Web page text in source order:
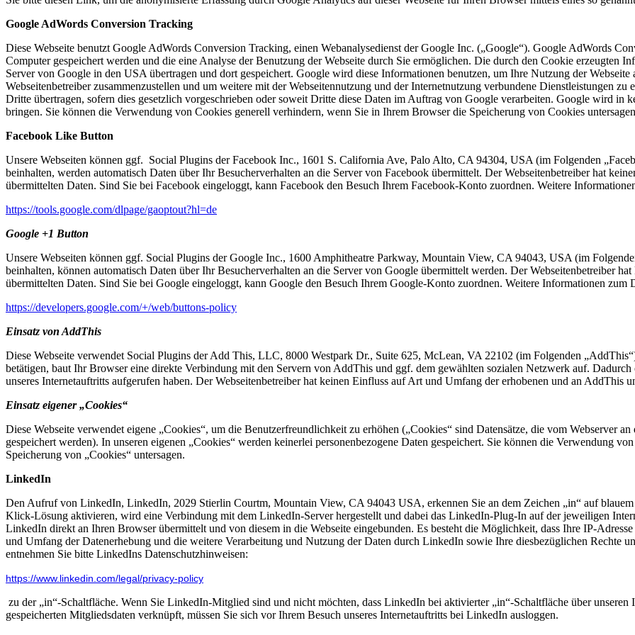
Google AdWords Conversion Tracking
Diese Webseite benutzt Google AdWords Conversion Tracking, einen Webanalysedienst der Google Inc. („Google“). Google AdWords
Computer gespeichert werden und die eine Analyse der Benutzung der Webseite durch Sie ermöglichen. Die durch den Cookie erzeugten
Server von Google in den USA übertragen und dort gespeichert. Google wird diese Informationen benutzen, um Ihre Nutzung der
Webseitenbetreiber zusammenzustellen und um weitere mit der Webseitennutzung und der Internetnutzung verbundene Dienstleistungen
Dritte übertragen, sofern dies gesetzlich vorgeschrieben oder soweit Dritte diese Daten im Auftrag von Google verarbeiten. Google wird in
bringen. Sie können die Verwendung von Cookies generell verhindern, wenn Sie in Ihrem Browser die Speicherung von Cookies
Facebook Like Button
Unsere Webseiten können ggf. Social Plugins der Facebook Inc., 1601 S. California Ave, Palo Alto, CA 94304, USA (im Folgenden
beinhalten, werden automatisch Daten über Ihr Besucherverhalten an die Server von Facebook übermittelt. Der Webseitenbetreiber hat
übermittelten Daten. Sind Sie bei Facebook eingeloggt, kann Facebook den Besuch Ihrem Facebook-Konto zuordnen. Weitere
https://tools.google.com/dlpage/gaoptout?hl=de
Google +1 Button
Unsere Webseiten können ggf. Social Plugins der Google Inc., 1600 Amphitheatre Parkway, Mountain View, CA 94043, USA (im
beinhalten, können automatisch Daten über Ihr Besucherverhalten an die Server von Google übermittelt werden. Der Webseitenbetreiber
übermittelten Daten. Sind Sie bei Google eingeloggt, kann Google den Besuch Ihrem Google-Konto zuordnen. Weitere Informationen
https://developers.google.com/+/web/buttons-policy
Einsatz von AddThis
Diese Webseite verwendet Social Plugins der Add This, LLC, 8000 Westpark Dr., Suite 625, McLean, VA 22102 (im Folgenden
betätigen, baut Ihr Browser eine direkte Verbindung mit den Servern von AddThis und ggf. dem gewählten sozialen Netzwerk auf.
unseres Internetauftritts aufgerufen haben. Der Webseitenbetreiber hat keinen Einfluss auf Art und Umfang der erhobenen und an AddThis
Einsatz eigener „Cookies“
Diese Webseite verwendet eigene „Cookies“, um die Benutzerfreundlichkeit zu erhöhen („Cookies“ sind Datensätze, die vom Webserver
gespeichert werden). In unseren eigenen „Cookies“ werden keinerlei personenbezogene Daten gespeichert. Sie können die Verwendung
Speicherung von „Cookies“ untersagen.
LinkedIn
Den Aufruf von LinkedIn, LinkedIn, 2029 Stierlin Courtm, Mountain View, CA 94043 USA, erkennen Sie an dem Zeichen „in“ auf
Klick-Lösung aktivieren, wird eine Verbindung mit dem LinkedIn-Server hergestellt und dabei das LinkedIn-Plug-In auf der jeweiligen
LinkedIn direkt an Ihren Browser übermittelt und von diesem in die Webseite eingebunden. Es besteht die Möglichkeit, dass Ihre IP-
und Umfang der Datenerhebung und die weitere Verarbeitung und Nutzung der Daten durch LinkedIn sowie Ihre diesbezüglichen Rechte
entnehmen Sie bitte LinkedIns Datenschutzhinweisen:
https://www.linkedin.com/legal/privacy-policy
zu der „in“-Schaltfläche. Wenn Sie LinkedIn-Mitglied sind und nicht möchten, dass LinkedIn bei aktivierter „in“-Schaltfläche über
gespeicherten Mitgliedsdaten verknüpft, müssen Sie sich vor Ihrem Besuch unseres Internetauftritts bei LinkedIn ausloggen.